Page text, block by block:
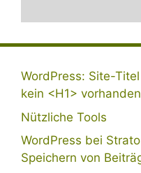
WordPress: Site-
kein <H1> vorhanden
Nützliche Tools
WordPress bei
Speichern von